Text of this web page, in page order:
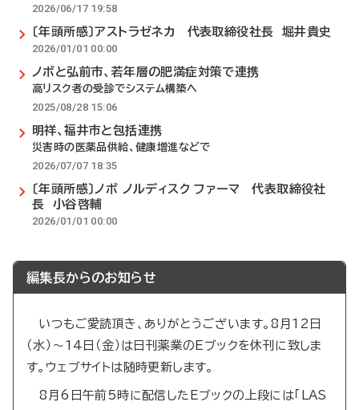
2026/06/17 19:58
〔年頭所感〕アストラゼネカ 代表取締役社長 堀井貴史
2026/01/01 00:00
ノボと弘前市、若年層の肥満症対策で連携
高リスク者の受診でシステム構築へ
2025/08/28 15:06
明祥、福井市と包括連携
災害時の医薬品供給、健康増進などで
2026/07/07 18:35
〔年頭所感〕ノボ ノルディスク ファーマ 代表取締役社
長 小谷啓輔
2026/01/01 00:00
編集長からのお知らせ
いつもご愛読頂き、ありがとうございます。8月12日
（水）～14日（金）は日刊薬業のEブックを休刊に致しま
す。ウェブサイトは随時更新します。
8月6日午前5時に配信したEブックの上段には「LAS